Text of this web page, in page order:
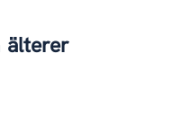
älterer